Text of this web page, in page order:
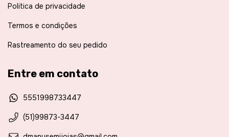
Politica de privacidade
Termos e condições
Rastreamento do seu pedido
Entre em contato
5551998733447
(51)99873-3447